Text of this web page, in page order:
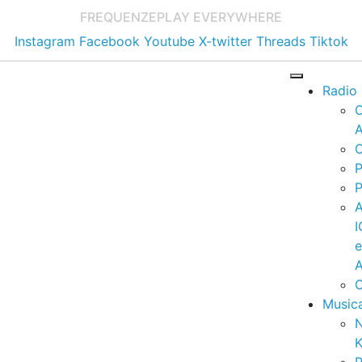
FREQUENZEPLAY EVERYWHERE
Instagram Facebook Youtube X-twitter Threads Tiktok
Radio
e